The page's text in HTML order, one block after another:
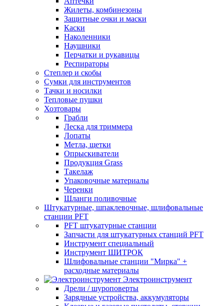
Жилеты, комбинезоны
Защитные очки и маски
Каски
Наколенники
Наушники
Перчатки и рукавицы
Респираторы
Степлер и скобы
Сумки для инструментов
Тачки и носилки
Тепловые пушки
Хозтовары
Грабли
Леска для триммера
Лопаты
Метла, щетки
Опрыскиватели
Продукция Grass
Такелаж
Упаковочные материалы
Черенки
Шланги поливочные
Штукатурные, шпаклевочные, шлифовальные
станции PFT
PFT штукатурные станции
Запчасти для штукатурных станций PFT
Инструмент специальный
Инструмент ШИТРОК
Шлифовальные станции "Мирка" +
расходные материалы
Электроинструмент
Дрели / шуроповерты
Зарядные устройства, аккумуляторы